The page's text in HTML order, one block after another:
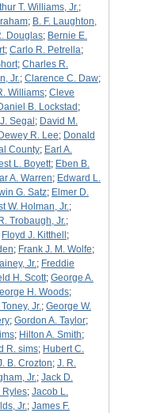
T. Williams, Jr.;
; B. F. Laughton,
Douglas; Bernie E.
; Carlo R. Petrella;
; Charles R.
Jr.; Clarence C. Daw;
Williams; Cleve
B. Lockstad ;
Segal ; David M.
Dewey R. Lee; Donald
County; Earl A.
L. Boyett; Eben B.
A. Warren; Edward L.
G. Satz; Elmer D.
W. Holman, Jr.;
Trobaugh, Jr.;
Floyd J. Kitthell ;
; Frank J. M. Wolfe;
Jr.; Freddie
H. Scott; George A.
H. Woods;
Jr.; George W.
; Gordon A. Taylor;
; Hilton A. Smith;
R. sims; Hubert C.
B. Crozton; J. R.
Jr.; Jack D.
Ryles; Jacob L.
Jr.; James F.